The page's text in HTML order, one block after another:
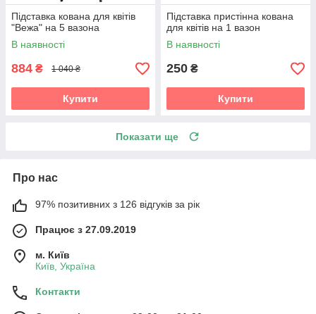
Підставка кована для квітів
"Вежа" на 5 вазона
В наявності
884 ₴ 1 040 ₴
Купити
Підставка пристінна кована
для квітів на 1 вазон
В наявності
250 ₴
Купити
Показати ще
Про нас
97% позитивних з 126 відгуків за рік
Працює з 27.09.2019
м. Київ
Київ, Україна
Контакти